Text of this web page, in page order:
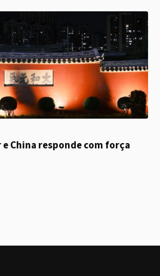
China responde com força